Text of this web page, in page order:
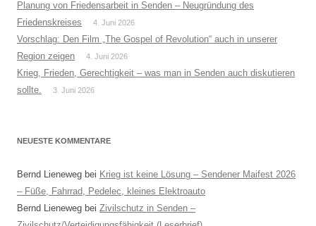
Planung von Friedensarbeit in Senden – Neugründung des
Friedenskreises
4. Juni 2026
Vorschlag: Den Film „The Gospel of Revolution“ auch in unserer
Region zeigen
4. Juni 2026
Krieg, Frieden, Gerechtigkeit – was man in Senden auch diskutieren
sollte.
3. Juni 2026
NEUESTE KOMMENTARE
Bernd Lieneweg bei Krieg ist keine Lösung – Sendener Maifest 2026
– Füße, Fahrrad, Pedelec, kleines Elektroauto
Bernd Lieneweg bei Zivilschutz in Senden –